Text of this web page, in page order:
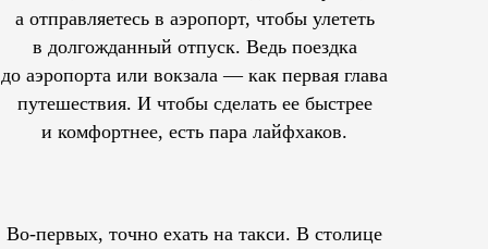
а отправляетесь в аэропорт, чтобы улететь
в долгожданный отпуск. Ведь поездка
до аэропорта или вокзала — как первая глава
путешествия. И чтобы сделать ее быстрее
и комфортнее, есть пара лайфхаков.
Во-первых, точно ехать на такси. В столице